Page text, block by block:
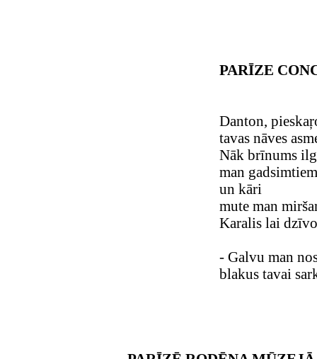
PARĪZE
Danton,
tavas nāves
Nāk brīnums
man
un kāri
mute man
Karalis lai
- Galvu man
blakus tavai